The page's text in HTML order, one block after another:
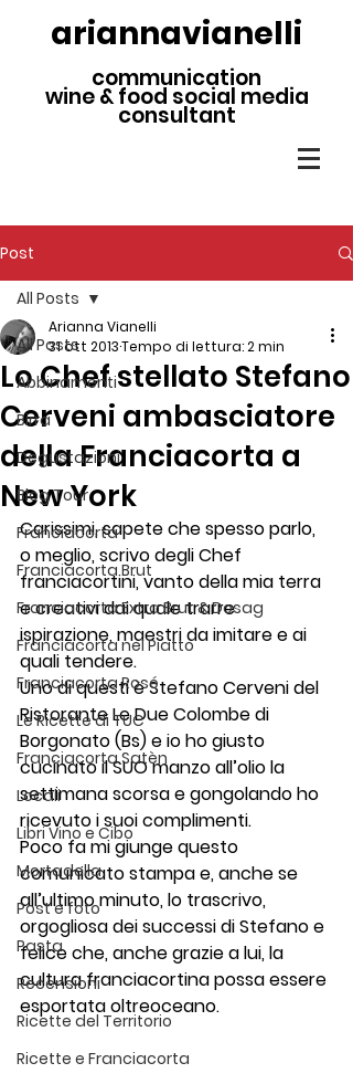
ariannavianelli
communication
wine & food social media
consultant
Post
All Posts
Abbinamenti
Birra
Degustazioni
Blog Tour
Franciacorta
Franciacorta Brut
Franciacorta Extra Brut & Dosag
Franciacorta nel Piatto
Franciacorta Rosé
Le Ricette di TUC
Franciacorta Satèn
Locali
Libri Vino e Cibo
Mortadella
Post e foto
Pasta
Recensioni
Ricette del Territorio
Ricette e Franciacorta
All Posts
Lo Chef stellato Stefano
Cerveni ambasciatore
della Franciacorta a
New York
Arianna Vianelli
31 ott 2013Tempo di lettura: 2 min
Carissimi, sapete che spesso parlo,
o meglio, scrivo degli Chef
franciacortini, vanto della mia terra
e creativi dai quale trarre
ispirazione, maestri da imitare e ai
quali tendere.
Uno di questi è Stefano Cerveni del
Ristorante Le Due Colombe di
Borgonato (Bs) e io ho giusto
cucinato il SUO manzo all’olio la
settimana scorsa e gongolando ho
ricevuto i suoi complimenti.
Poco fa mi giunge questo
comunicato stampa e, anche se
all’ultimo minuto, lo trascrivo,
orgogliosa dei successi di Stefano e
felice che, anche grazie a lui, la
cultura franciacortina possa essere
esportata oltreoceano.